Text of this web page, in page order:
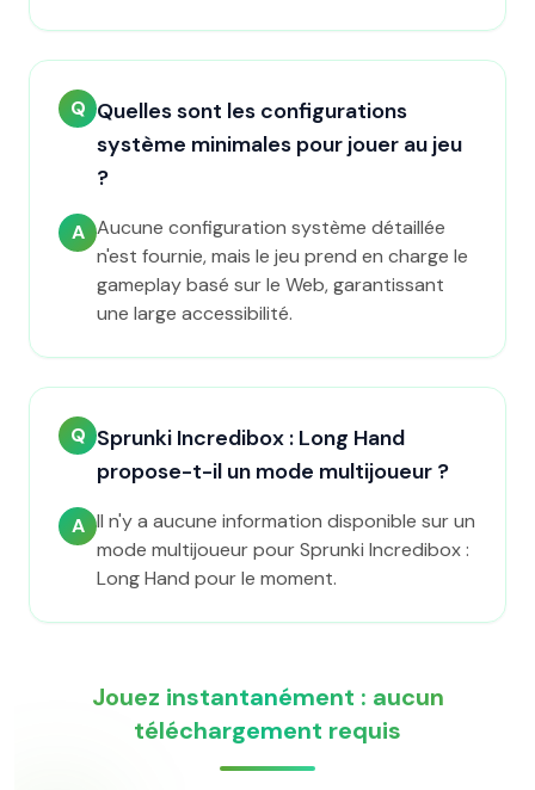
Q Quelles sont les configurations
système minimales pour jouer au jeu
?
A Aucune configuration système détaillée
n'est fournie, mais le jeu prend en charge le
gameplay basé sur le Web, garantissant
une large accessibilité.
Q Sprunki Incredibox : Long Hand
propose-t-il un mode multijoueur ?
A Il n'y a aucune information disponible sur un
mode multijoueur pour Sprunki Incredibox :
Long Hand pour le moment.
Jouez instantanément : aucun
téléchargement requis